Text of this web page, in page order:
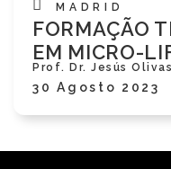
MADRID
FORMAÇÃO
EM MICRO-
Prof. Dr. Jesús
30 Agosto 2023